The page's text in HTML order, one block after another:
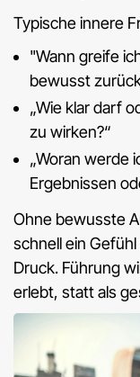
Typische innere
"Wann greife
bewusst
„Wie klar darf
zu wirken?“
„Woran werde
Ergebnissen
Ohne bewusste
schnell ein
Druck. Führung
erlebt, statt als